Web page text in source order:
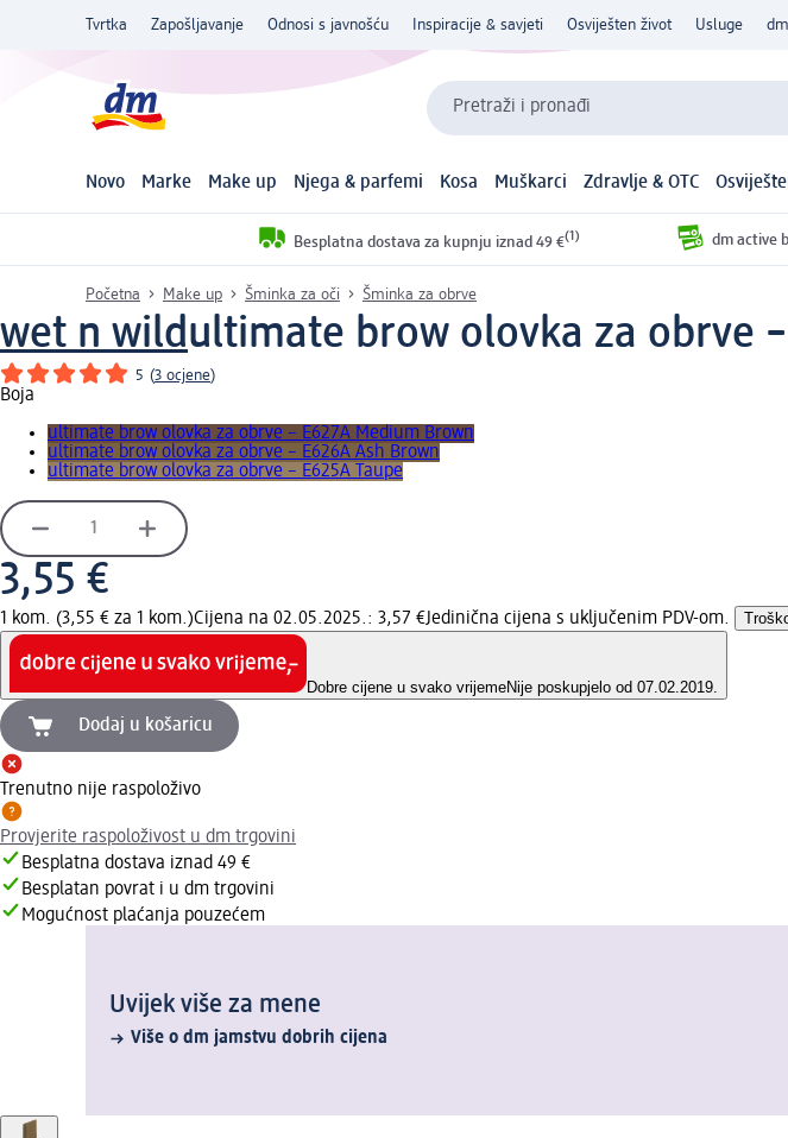
Tvrtka Zapošljavanje Odnosi s javnošću Inspiracije & savjeti Osviješten život Usluge
Pretraži i pronađi
Novo Marke Make up Njega & parfemi Kosa Muškarci Zdravlje & OTC
Besplatna dostava za kupnju iznad 49 €(1) dm active
Početna Make up Šminka za oči Šminka za obrve
wet n wildultimate brow olovka za obrve
5 (3 ocjene)
Boja
ultimate brow olovka za obrve – E627A Medium Brown
ultimate brow olovka za obrve – E626A Ash Brown
ultimate brow olovka za obrve – E625A Taupe
3,55 €
1 kom. (3,55 € za 1 kom.)Cijena na 02.05.2025.: 3,57 €Jedinična cijena s uključenim PDV-om.
Dobre cijene u svako vrijemeNije poskupjelo od 07.02.2019.
Dodaj u košaricu
Trenutno nije raspoloživo
Provjerite raspoloživost u dm trgovini
Besplatna dostava iznad 49 €
Besplatan povrat i u dm trgovini
Mogućnost plaćanja pouzećem
Uvijek više za mene
Više o dm jamstvu dobrih cijena